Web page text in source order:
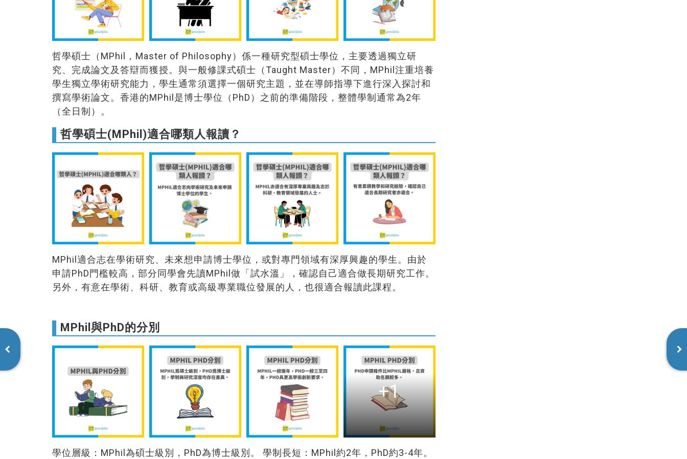
哲學碩士（MPhil，Master of Philosophy）係一種研究型碩士學位，主要透過獨立研
究、完成論文及答辯而獲授。與一般修課式碩士（Taught Master）不同，MPhil注重培養
學生獨立學術研究能力，學生通常須選擇一個研究主題，並在導師指導下進行深入探討和
撰寫學術論文。香港的MPhil是博士學位（PhD）之前的準備階段，整體學制通常為2年
（全日制）。
哲學碩士(MPhil)適合哪類人報讀？
MPhil適合志在學術研究、未來想申請博士學位，或對專門領域有深厚興趣的學生。由於
申請PhD門檻較高，部分同學會先讀MPhil做「試水溫」，確認自己適合做長期研究工作。
另外，有意在學術、科研、教育或高級專業職位發展的人，也很適合報讀此課程。
MPhil與PhD的分別
+1
學位層級：MPhil為碩士級別，PhD為博士級別。 學制長短：MPhil約2年，PhD約3-4年。